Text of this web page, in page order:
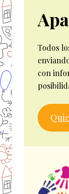
Todos
con